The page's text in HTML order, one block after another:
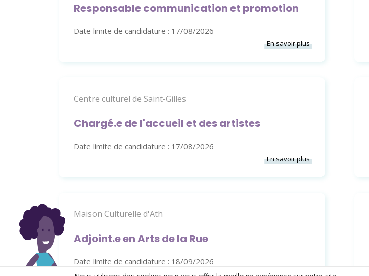
Responsable communication et promotion
Date limite de candidature : 17/08/2026
En savoir plus
Centre culturel de Saint-Gilles
Chargé.e de l'accueil et des artistes
Date limite de candidature : 17/08/2026
En savoir plus
Maison Culturelle d'Ath
Adjoint.e en Arts de la Rue
Date limite de candidature : 18/09/2026
En savoir plus